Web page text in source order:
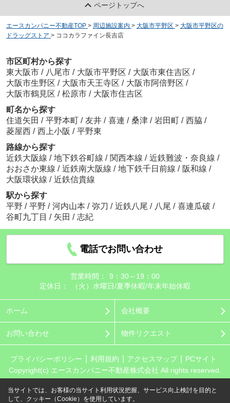
ページトップへ
エースカンパニー不動産TOP > 周辺施設案内 > 大阪市平野区 > 大阪市平野区の
ドラッグストア > ココカラファイン長吉店
市区町村から探す
東大阪市 / 八尾市 / 大阪市平野区 / 大阪市東住吉区 /
大阪市生野区 / 大阪市天王寺区 / 大阪市阿倍野区 /
大阪市鶴見区 / 松原市 / 大阪市住吉区
町名から探す
住道矢田 / 平野本町 / 友井 / 喜連 / 桑津 / 岩田町 / 西脇 /
菱屋西 / 西上小阪 / 平野東
路線から探す
近鉄大阪線 / 地下鉄谷町線 / 関西本線 / 近鉄難波・奈良線 /
おおさか東線 / 近鉄南大阪線 / 地下鉄千日前線 / 阪和線 /
大阪環状線 / 近鉄信貴線
駅から探す
平野 / 平野 / 河内山本 / 弥刀 / 近鉄八尾 / 八尾 / 喜連瓜破 /
谷町九丁目 / 矢田 / 志紀
電話でお問い合わせ
営業時間：
9：30～19：00
定休日：
（火）水曜日/夏季休暇/年末年始休暇
ホーム 会社概要
お問い合わせ 物件リクエスト
プライバシーポリシー 利用規約 アクセスマップ
PCサイト
Copyright(c) エースカンパニー不動産株式会社 All rights reserved.
当サイトでは、お客様の当サイト利用状況把握、サービス向上検討を目的と
して、クッキー（Cookie）を使用しています。